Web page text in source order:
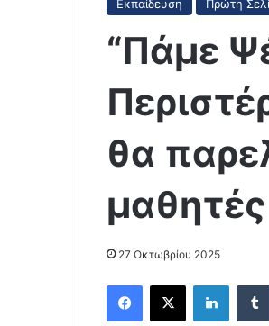
Εκπαίδευση Πρώτη
“Πάμε
θα
27 Οκτωβρίου 2025
Facebook
X